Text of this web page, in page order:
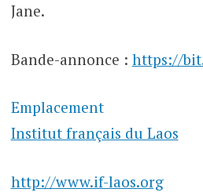
Jane.
Bande-annonce : https://
Emplacement
Institut français du Laos
http://www.if-laos.org